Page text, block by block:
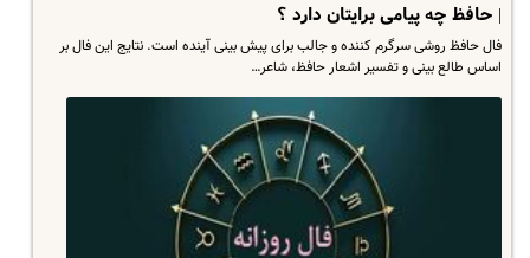
| حافظ چه پیامی برایتان دارد ؟
فال حافظ روشی سرگرم کننده و جالب برای پیش بینی آینده است. نتایج این فال بر
اساس طالع بینی و تفسیر اشعار حافظ، شاعر…